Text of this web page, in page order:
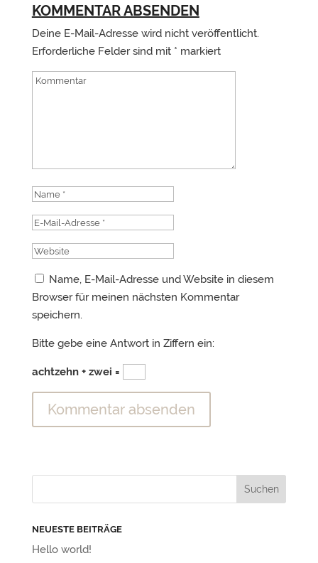
KOMMENTAR ABSENDEN
Deine E-Mail-Adresse wird nicht veröffentlicht.
Erforderliche Felder sind mit * markiert
Name, E-Mail-Adresse und Website in diesem
Browser für meinen nächsten Kommentar
speichern.
Bitte gebe eine Antwort in Ziffern ein:
achtzehn + zwei =
NEUESTE BEITRÄGE
Hello world!